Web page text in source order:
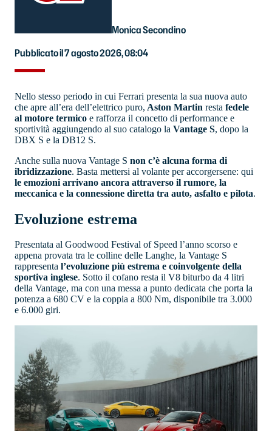
Monica Secondino
Pubblicato il 7 agosto 2026, 08:04
Nello stesso periodo in cui Ferrari presenta la sua nuova auto
che apre all’era dell’elettrico puro, Aston Martin resta fedele
al motore termico e rafforza il concetto di performance e
sportività aggiungendo al suo catalogo la Vantage S, dopo la
DBX S e la DB12 S.
Anche sulla nuova Vantage S non c’è alcuna forma di
ibridizzazione. Basta mettersi al volante per accorgersene: qui
le emozioni arrivano ancora attraverso il rumore, la
meccanica e la connessione diretta tra auto, asfalto e pilota.
Evoluzione estrema
Presentata al Goodwood Festival of Speed l’anno scorso e
appena provata tra le colline delle Langhe, la Vantage S
rappresenta l’evoluzione più estrema e coinvolgente della
sportiva inglese. Sotto il cofano resta il V8 biturbo da 4 litri
della Vantage, ma con una messa a punto dedicata che porta la
potenza a 680 CV e la coppia a 800 Nm, disponibile tra 3.000
e 6.000 giri.